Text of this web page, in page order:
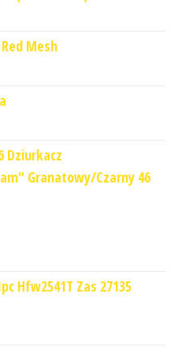
Mesh
Dziurkacz
Granatowy/Czarny 46
Hfw2541T Zas 27135